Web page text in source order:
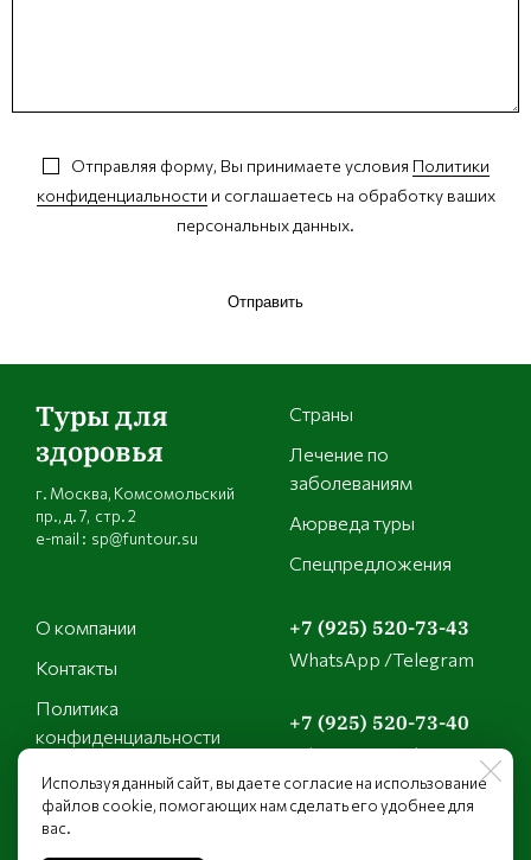
Отправляя форму, Вы принимаете условия Политики
конфиденциальности и соглашаетесь на обработку ваших
персональных данных.
Отправить
Туры для
здоровья
г. Москва, Комсомольский
пр., д. 7, стр. 2
e-mail : sp@funtour.su
Страны
Лечение по
заболеваниям
Аюрведа туры
Спецпредложения
О компании
Контакты
Политика
конфиденциальности
+7 (925) 520-73-43
WhatsApp /Telegram
+7 (925) 520-73-40
WhatsApp /Telegram
+7 (925) 149-21-01
Используя данный сайт, вы даете согласие на использование
файлов cookie, помогающих нам сделать его удобнее для
вас.